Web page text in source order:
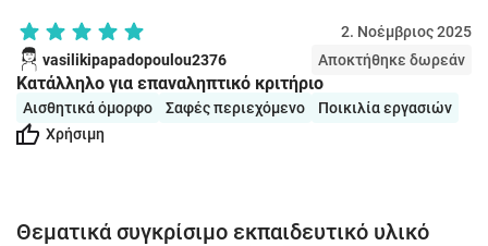
2. Νοέμβριος 2025
vasilikipapadopoulou2376
Αποκτήθηκε δωρεάν
Κατάλληλο για επαναληπτικό κριτήριο
Αισθητικά όμορφο Σαφές περιεχόμενο
Ποικιλία εργασιών
Χρήσιμη
Θεματικά συγκρίσιμο εκπαιδευτικό υλικό